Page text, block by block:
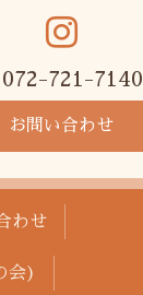
072-721-7140
お問い合わせ
わせ
会)